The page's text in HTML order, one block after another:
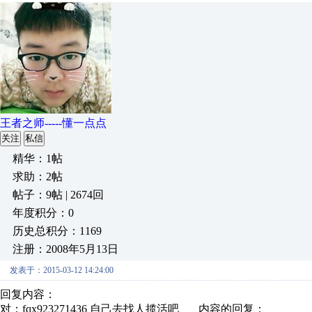
王者之师-----懂一点点
关注 私信
精华：1帖
求助：2帖
帖子：9帖 | 2674回
年度积分：0
历史总积分：1169
注册：2008年5月13日
发表于：2015-03-12 14:24:00
回复内容：
对：fqx923271436 自己去找人揽活吧 内容的回复：